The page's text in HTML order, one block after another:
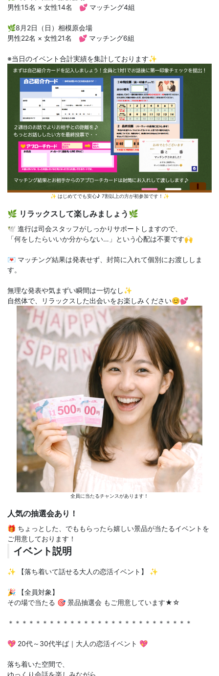
男性15名 × 女性14名 💕 マッチング4組
🌿8月2日（日）相模原会場
男性22名 × 女性21名 💕 マッチング6組
※当日のイベント合計実績を集計しております✨
✨ はじめてでも安心♪ 7割以上の方が初参加です！✨
🌿 リラックスして楽しみましょう🌿
🕊️ 進行は司会スタッフがしっかりサポートしますので、
「何をしたらいいか分からない…」という心配は不要です🙌
💌 マッチング結果は発表せず、封筒に入れて個別にお渡ししま
す。
無理な発表や気まずい瞬間は一切なし✨
自然体で、リラックスした出会いをお楽しみください😊💕
全員に当たるチャンスがあります！
人気の抽選会あり！
🎁 ちょっとした、でももらったら嬉しい景品が当たるイベントを
ご用意しております！
イベント説明
✨ 【落ち着いて話せる大人の恋活イベント】 ✨
🎉 【全員対象】
その場で当たる 🎯 景品抽選会 もご用意しています★☆
＊＊＊＊＊＊＊＊＊＊＊＊＊＊＊＊＊＊＊＊＊＊＊＊＊＊＊
💖 20代～30代半ば｜大人の恋活イベント 💖
落ち着いた空間で、